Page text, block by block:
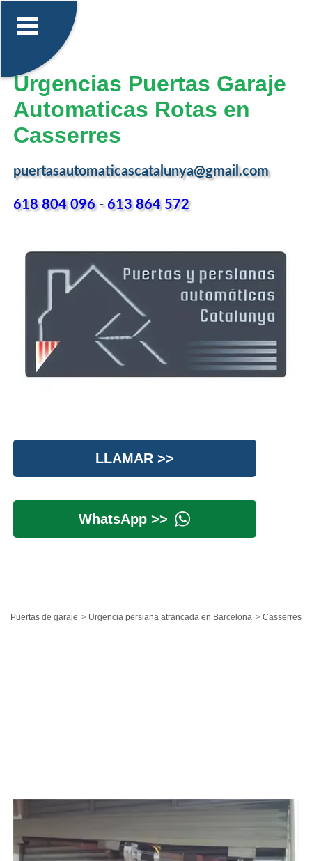
Urgencias Puertas Garaje
Automaticas Rotas en
Casserres
puertasautomaticascatalunya@gmail.com
618 804 096-613 864 572
LLAMAR >>
WhatsApp >>
Puertas de garaje Urgencia persiana atrancada en Barcelona Casserres